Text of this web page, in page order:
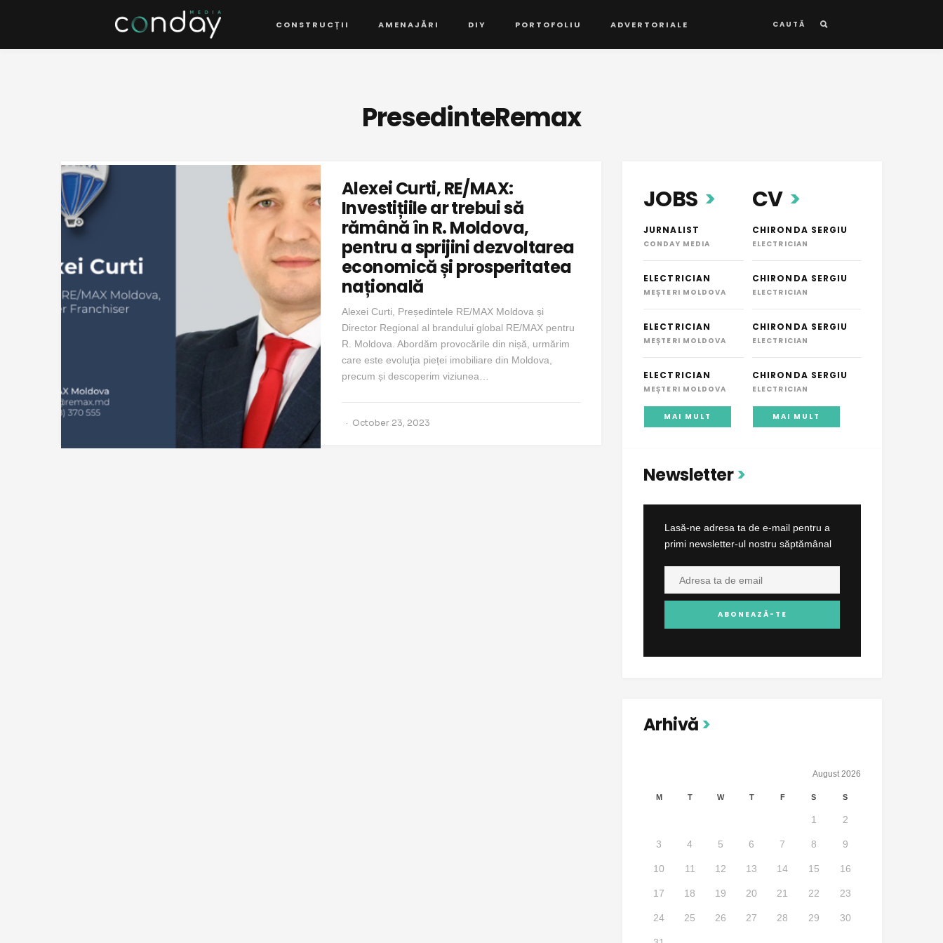
CONSTRUCȚII AMENAJĂRI DIY PORTOFOLIU ADVERTORIALE CAUTĂ
PresedinteRemax
Alexei Curti, RE/MAX:
Investițiile ar trebui să
rămână în R. Moldova,
pentru a sprijini dezvoltarea
economică și prosperitatea
națională
Alexei Curti, Președintele RE/MAX Moldova și
Director Regional al brandului global RE/MAX pentru
R. Moldova. Abordăm provocările din nișă, urmărim
care este evoluția pieței imobiliare din Moldova,
precum și descoperim viziunea…
October 23, 2023
JOBS
JURNALIST
CONDAY MEDIA
ELECTRICIAN
MEȘTERI MOLDOVA
ELECTRICIAN
MEȘTERI MOLDOVA
ELECTRICIAN
MEȘTERI MOLDOVA
MAI MULT
CV
CHIRONDA SERGIU
ELECTRICIAN
CHIRONDA SERGIU
ELECTRICIAN
CHIRONDA SERGIU
ELECTRICIAN
CHIRONDA SERGIU
ELECTRICIAN
MAI MULT
Newsletter
Lasă-ne adresa ta de e-mail pentru a
primi newsletter-ul nostru săptămânal
Arhivă
August 2026
M T W T F S S
1 2
3 4 5 6 7 8 9
10 11 12 13 14 15 16
17 18 19 20 21 22 23
24 25 26 27 28 29 30